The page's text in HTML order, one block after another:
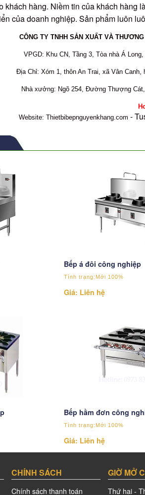
khách hàng. Niềm tin của khách hàng
của doanh nghiệp. Sản phẩm luôn
CÔNG TY TNHH SẢN XUẤT VÀ
VPGD: Khu CN, Tầng 3, Tòa nhà Á
Địa Chỉ: Xóm 1, thôn An Trai, xã Vân Canh,
Nhà xưởng: Ngõ 254, Đường Thượng
07 6467
Website: Thietbibepnguyenkhang.com -
Bếp á đôi công nghiệp
Tình trạng:Mới 100%
Giá: Liên hệ
Bếp hầm đơn công
Tình trạng:Mới 100%
Giá: Liên hệ
CHÍNH SÁCH
Chính sách thanh toán
GIỜ MỞ
Thứ hai -